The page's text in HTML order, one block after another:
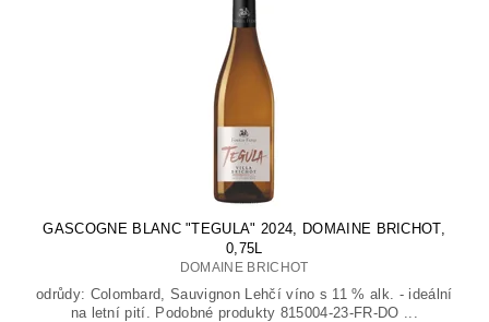
GASCOGNE BLANC "TEGULA" 2024, DOMAINE BRICHOT,
0,75L
DOMAINE BRICHOT
odrůdy: Colombard, Sauvignon Lehčí víno s 11 % alk. - ideální
na letní pití. Podobné produkty 815004-23-FR-DO ...